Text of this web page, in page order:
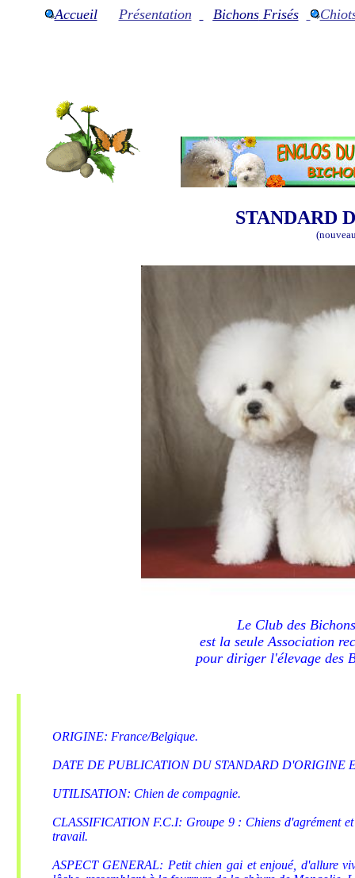
Accueil Présentation BichonsFrisés
STANDARD
Le Club des
est la seule Association
pour diriger l'élevage des
ORIGINE: France/Belgique.
DATE DE PUBLICATION DU STANDARD D'ORIGINE
UTILISATION: Chien de compagnie.
CLASSIFICATION F.C.I: Groupe 9 : Chiens d'agrément
travail.
ASPECT GENERAL: Petit chien gai et enjoué, d'allure